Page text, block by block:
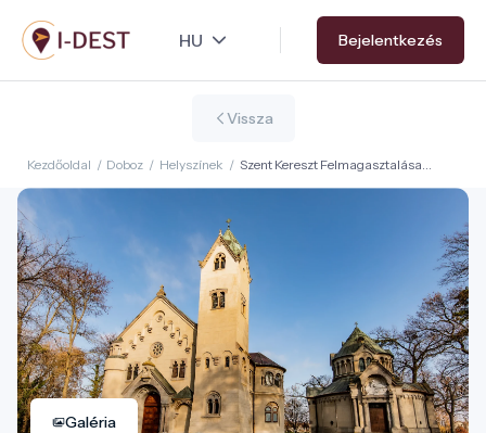
Ugrás
a
tartalomra
Bejelentkezés
Vissza
Kezdőoldal / Doboz / Helyszínek / Szent Kereszt Felmagasztalása
katolikus templom és kripta
Galéria